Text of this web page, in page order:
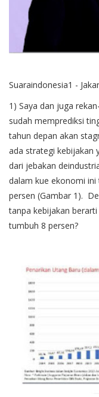
Suaraindonesia1 -
1) Saya dan juga
sudah memprediksi
tahun depan akan
ada strategi kebijakan
dari jebakan
dalam kue ekonomi
persen (Gambar 1).
tanpa kebijakan
tumbuh 8 persen?